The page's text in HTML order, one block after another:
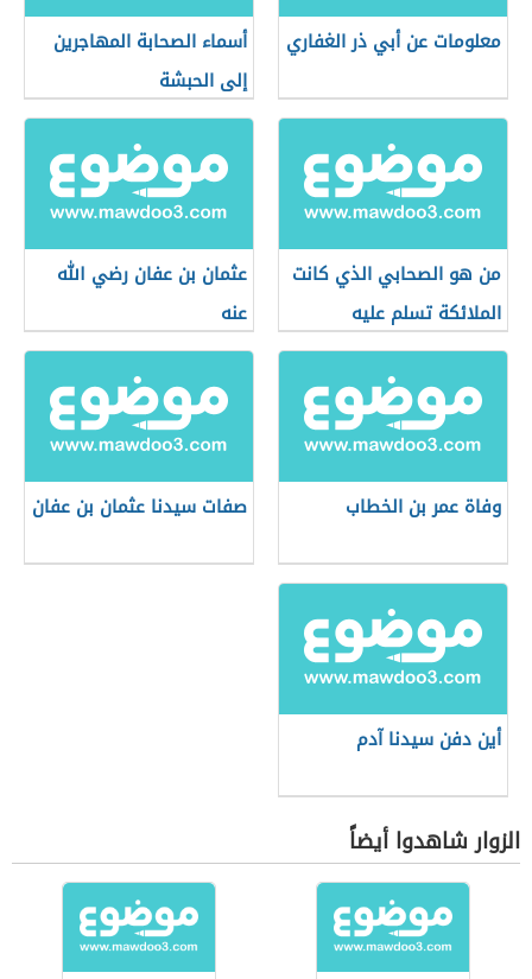
معلومات عن أبي ذر الغفاري
أسماء الصحابة المهاجرين
إلى الحبشة
من هو الصحابي الذي كانت
الملائكة تسلم عليه
عثمان بن عفان رضي الله
عنه
وفاة عمر بن الخطاب صفات سيدنا عثمان بن عفان
أين دفن سيدنا آدم
الزوار شاهدوا أيضاً